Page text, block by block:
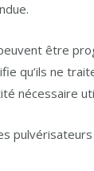
être
qu’ils ne
nécessaire